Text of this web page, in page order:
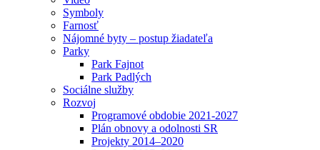
Symboly
Farnosť
Nájomné byty – postup žiadateľa
Parky
Park Fajnot
Park Padlých
Sociálne služby
Rozvoj
Programové obdobie 2021-2027
Plán obnovy a odolnosti SR
Projekty 2014–2020